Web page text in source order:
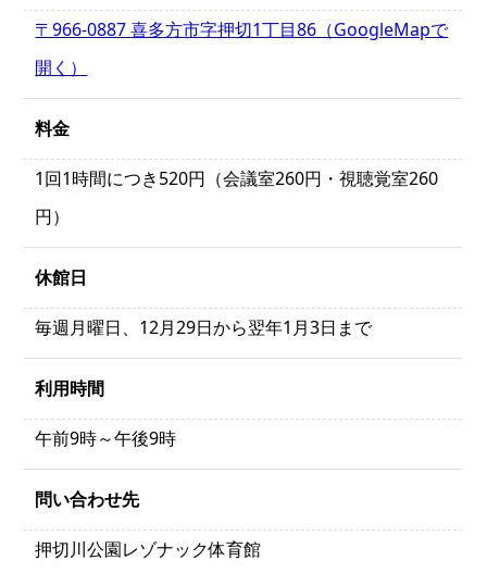
〒966-0887 喜多方市字押切1丁目86（GoogleMapで
開く）
料金
1回1時間につき520円（会議室260円・視聴覚室260
円）
休館日
毎週月曜日、12月29日から翌年1月3日まで
利用時間
午前9時～午後9時
問い合わせ先
押切川公園レゾナック体育館